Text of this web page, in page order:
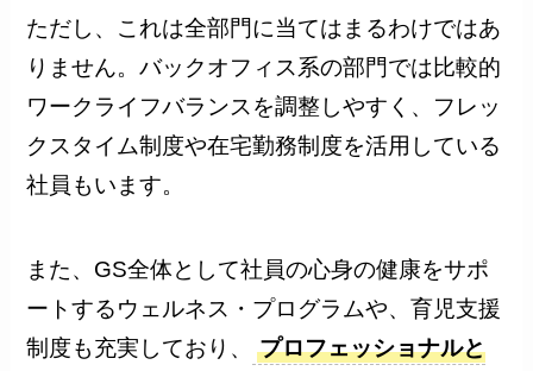
ただし、これは全部門に当てはまるわけではあ
りません。バックオフィス系の部門では比較的
ワークライフバランスを調整しやすく、フレッ
クスタイム制度や在宅勤務制度を活用している
社員もいます。
また、GS全体として社員の心身の健康をサポ
ートするウェルネス・プログラムや、育児支援
制度も充実しており、
プロフェッショナルと